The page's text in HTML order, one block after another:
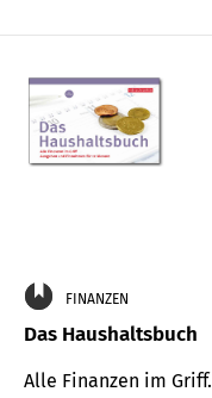
FINANZEN
Das Haushaltsbuch
Alle Finanzen im